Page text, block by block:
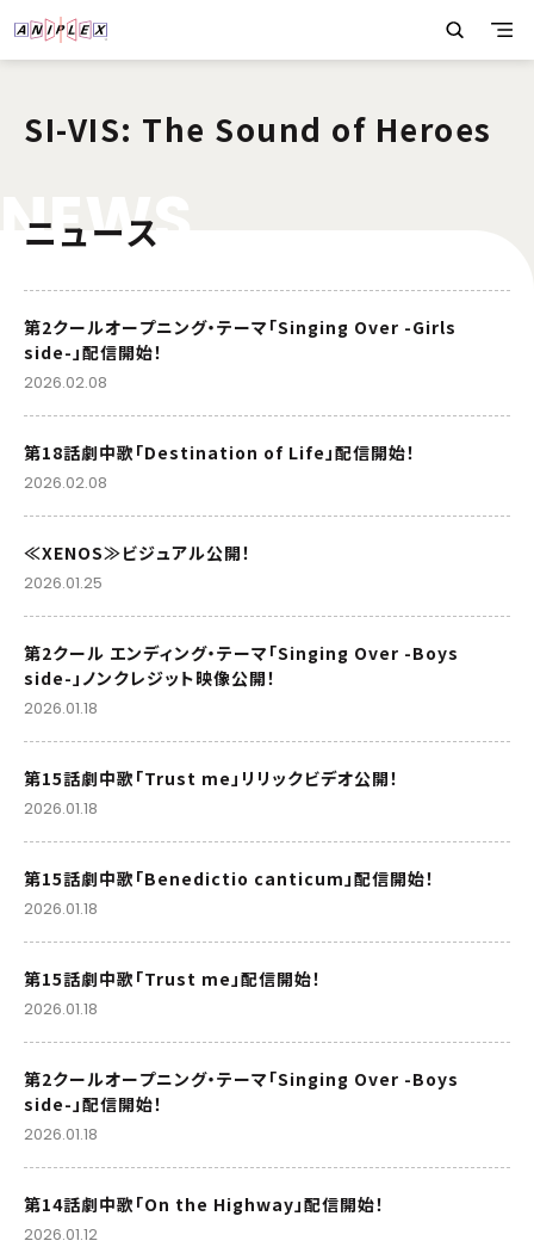
SI-VIS: The Sound of Heroes
NEWS
ニュース
第2クールオープニング・テーマ「Singing Over -Girls
side-」配信開始！
2026.02.08
第18話劇中歌「Destination of Life」配信開始！
2026.02.08
≪XENOS≫ビジュアル公開！
2026.01.25
第2クール エンディング・テーマ「Singing Over -Boys
side-」ノンクレジット映像公開！
2026.01.18
第15話劇中歌「Trust me」リリックビデオ公開！
2026.01.18
第15話劇中歌「Benedictio canticum」配信開始！
2026.01.18
第15話劇中歌「Trust me」配信開始！
2026.01.18
第2クールオープニング・テーマ「Singing Over -Boys
side-」配信開始！
2026.01.18
第14話劇中歌「On the Highway」配信開始！
2026.01.12